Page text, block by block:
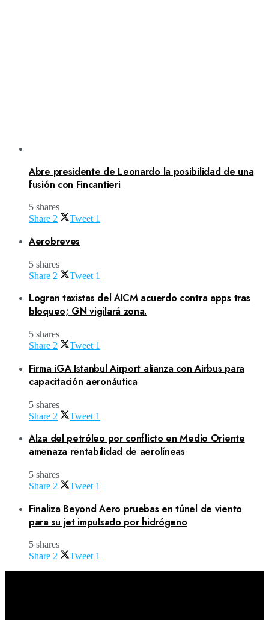
Abre presidente de Leonardo la posibilidad de una
fusión con Fincantieri
5 shares
Share 2 Tweet 1
Aerobreves
5 shares
Share 2 Tweet 1
Logran taxistas del AICM acuerdo contra apps tras
bloqueo; GN vigilará zona.
5 shares
Share 2 Tweet 1
Firma iGA Istanbul Airport alianza con Airbus para
capacitación aeronáutica
5 shares
Share 2 Tweet 1
Alza del petróleo por conflicto en Medio Oriente
amenaza rentabilidad de aerolíneas
5 shares
Share 2 Tweet 1
Finaliza Beyond Aero pruebas en túnel de viento
para su jet impulsado por hidrógeno
5 shares
Share 2 Tweet 1